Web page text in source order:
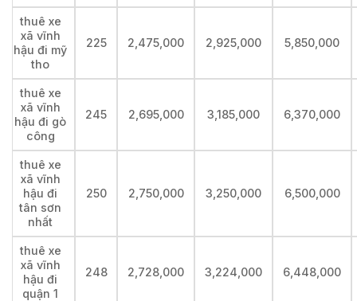
thuê xe
xã vĩnh
hậu đi mỹ
tho
225 2,475,000 2,925,000 5,850,000
thuê xe
xã vĩnh
hậu đi gò
công
245 2,695,000 3,185,000 6,370,000
thuê xe
xã vĩnh
hậu đi
tân sơn
nhất
250 2,750,000 3,250,000 6,500,000
thuê xe
xã vĩnh
hậu đi
quận 1
248 2,728,000 3,224,000 6,448,000